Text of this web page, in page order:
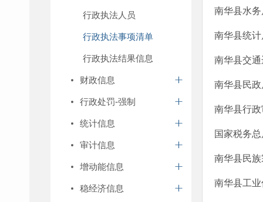
行政执法人员
行政执法事项清单
行政执法结果信息
财政信息
行政处罚-强制
统计信息
审计信息
增动能信息
稳经济信息
南华县水
南华县统
南华县交
南华县民
南华县行
国家税务
南华县民
南华县工